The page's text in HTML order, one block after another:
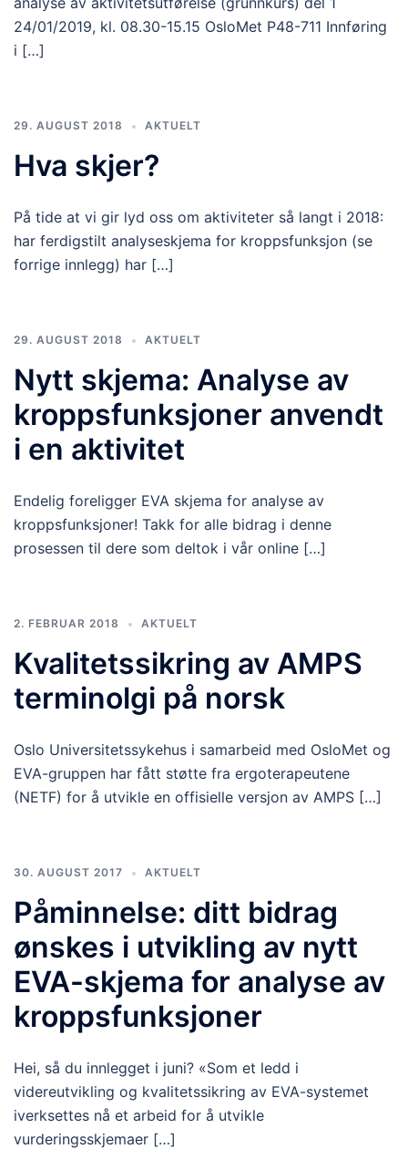
24/01/2019, kl. 08.30-15.15 OsloMet P48-711 Innføring
i […]
29. AUGUST 2018 AKTUELT
Hva skjer?
På tide at vi gir lyd oss om aktiviteter så langt i 2018:
har ferdigstilt analyseskjema for kroppsfunksjon (se
forrige innlegg) har […]
29. AUGUST 2018 AKTUELT
Nytt skjema: Analyse av
kroppsfunksjoner anvendt
i en aktivitet
Endelig foreligger EVA skjema for analyse av
kroppsfunksjoner! Takk for alle bidrag i denne
prosessen til dere som deltok i vår online […]
2. FEBRUAR 2018 AKTUELT
Kvalitetssikring av AMPS
terminolgi på norsk
Oslo Universitetssykehus i samarbeid med OsloMet og
EVA-gruppen har fått støtte fra ergoterapeutene
(NETF) for å utvikle en offisielle versjon av AMPS […]
30. AUGUST 2017 AKTUELT
Påminnelse: ditt bidrag
ønskes i utvikling av nytt
EVA-skjema for analyse av
kroppsfunksjoner
Hei, så du innlegget i juni? «Som et ledd i
videreutvikling og kvalitetssikring av EVA-systemet
iverksettes nå et arbeid for å utvikle
vurderingsskjemaer […]